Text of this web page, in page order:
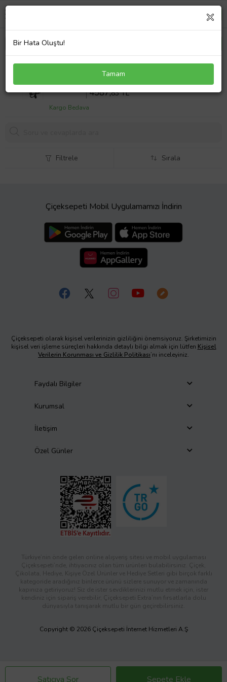
Asus TUF Gaming F15 FX506HE-HN005A1
Notebook Adaptör Laptop Şarj 200W
Sepette %10 İndirim
4587,83 TL
Kargo Bedava
Satıcıya Sor Sepete Ekle
Filtrele Sırala
Çiçeksepeti Mobil Uygulamamızı İndirin
Çiçeksepeti olarak kişisel verilerinizin gizliliğini önemsiyoruz. Şirketimizin
kişisel veri işleme süreçleri hakkında detaylı bilgi almak için lütfen Kişisel
Verilerin Korunması ve Gizlilik Politikası’nı inceleyiniz.
Faydalı Bilgiler
Kurumsal
İletişim
Özel Günler
Türkiye’nin önde gelen online alışveriş sitesi ve mobil uygulaması
Çiçeksepeti’nde, ihtiyacınız olan tüm ürünleri bulabilirsiniz. Çiçek,
Çikolata, Hediye, Kişiye Özel Ürünler ve Hediye Setleri gibi birçok farklı
kategoride aradığınız binlerce ürünü sizlere sunuyor ve zamanında
kapınıza getiriyoruz! Siz de ister sevdiklerinizi mutlu etmek için, ister
kendiniz için sipariş verebilir; Çiçeksepeti Extra’nın fırsatlarla dolu
dünyasıyla tanışarak mutlu bir gün geçirebilirsiniz.
Copyright © 2026 Çiçeksepeti İnternet Hizmetleri A.Ş
Bir Hata Oluştu!
Tamam